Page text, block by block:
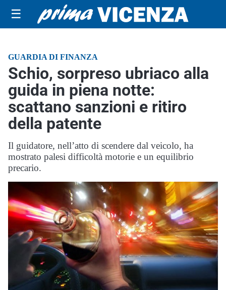
☰
GUARDIA DI FINANZA
Schio, sorpreso ubriaco alla
guida in piena notte:
scattano sanzioni e ritiro
della patente
Il guidatore, nell’atto di scendere dal veicolo, ha
mostrato palesi difficoltà motorie e un equilibrio
precario.